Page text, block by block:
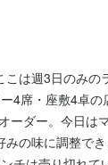
は週3日のみ
4席・座敷4卓
ーダー。今日は
の味に調整で
翔太
翔太
太